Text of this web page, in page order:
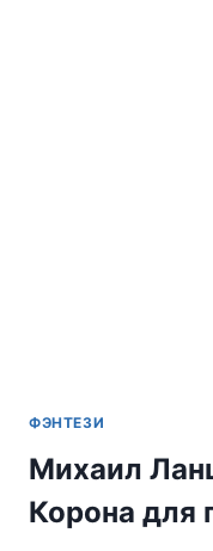
ФЭНТЕЗИ
Михаил
Корона для